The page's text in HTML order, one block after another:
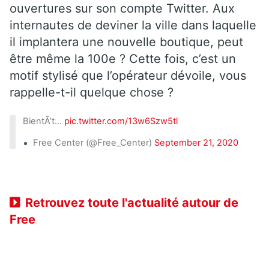
ouvertures sur son compte Twitter. Aux
internautes de deviner la ville dans laquelle
il implantera une nouvelle boutique, peut
être même la 100e ? Cette fois, c’est un
motif stylisé que l’opérateur dévoile, vous
rappelle-t-il quelque chose ?
BientÃ’t… pic.twitter.com/13w6Szw5tl
Free Center (@Free_Center) September 21, 2020
Retrouvez toute l'actualité autour de
Free